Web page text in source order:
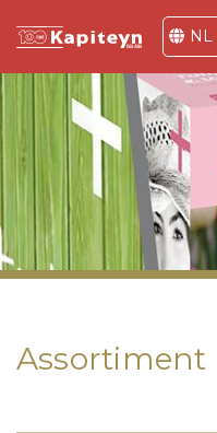
NL
Assortiment